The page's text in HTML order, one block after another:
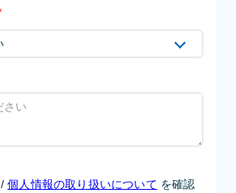
/個人情報の取り扱いについて を確認